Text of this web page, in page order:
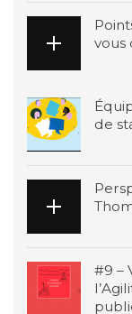
vous
de
#9 –